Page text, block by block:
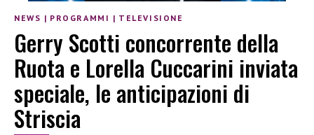
NEWS | PROGRAMMI | TELEVISIONE
Gerry Scotti concorrente della
Ruota e Lorella Cuccarini inviata
speciale, le anticipazioni di
Striscia